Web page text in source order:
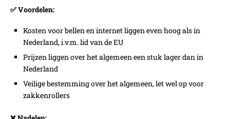
✅ Voordelen:
Kosten voor bellen en internet liggen even hoog als in
Nederland, i.v.m. lid van de EU
Prijzen liggen over het algemeen een stuk lager dan in
Nederland
Veilige bestemming over het algemeen, let wel op voor
zakkenrollers